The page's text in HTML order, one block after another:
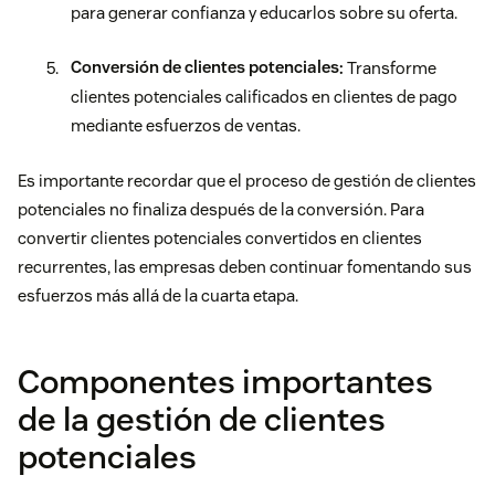
para generar confianza y educarlos sobre su oferta.
Conversión de clientes potenciales: Transforme
clientes potenciales calificados en clientes de pago
mediante esfuerzos de ventas.
Es importante recordar que el proceso de gestión de clientes
potenciales no finaliza después de la conversión. Para
convertir clientes potenciales convertidos en clientes
recurrentes, las empresas deben continuar fomentando sus
esfuerzos más allá de la cuarta etapa.
Componentes importantes
de la gestión de clientes
potenciales